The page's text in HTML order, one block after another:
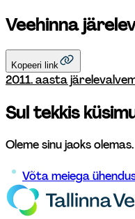
Veehinna
Kopeeri link
2011. aasta
Sul tekkis
Oleme sinu jaoks olemas.
Võta meiega